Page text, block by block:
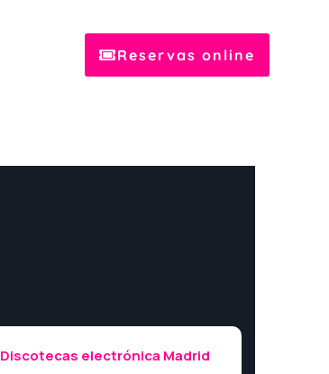
Reservas online
Discotecas electrónica Madrid